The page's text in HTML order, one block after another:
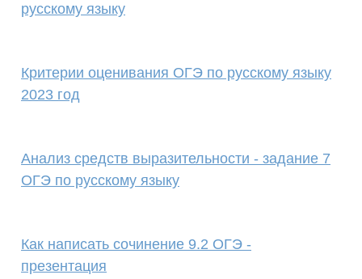
русскому языку
Критерии оценивания ОГЭ по русскому языку
2023 год
Анализ средств выразительности - задание 7
ОГЭ по русскому языку
Как написать сочинение 9.2 ОГЭ -
презентация